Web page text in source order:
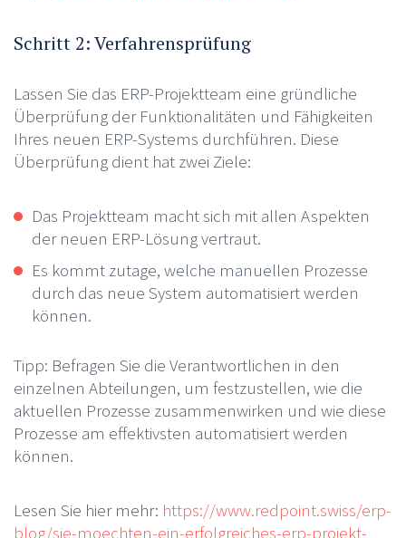
Schritt 2: Verfahrensprüfung
Lassen Sie das ERP-Projektteam eine gründliche
Überprüfung der Funktionalitäten und Fähigkeiten
Ihres neuen ERP-Systems durchführen. Diese
Überprüfung dient hat zwei Ziele:
Das Projektteam macht sich mit allen Aspekten
der neuen ERP-Lösung vertraut.
Es kommt zutage, welche manuellen Prozesse
durch das neue System automatisiert werden
können.
Tipp: Befragen Sie die Verantwortlichen in den
einzelnen Abteilungen, um festzustellen, wie die
aktuellen Prozesse zusammenwirken und wie diese
Prozesse am effektivsten automatisiert werden
können.
Lesen Sie hier mehr: https://www.redpoint.swiss/erp-
blog/sie-moechten-ein-erfolgreiches-erp-projekt-